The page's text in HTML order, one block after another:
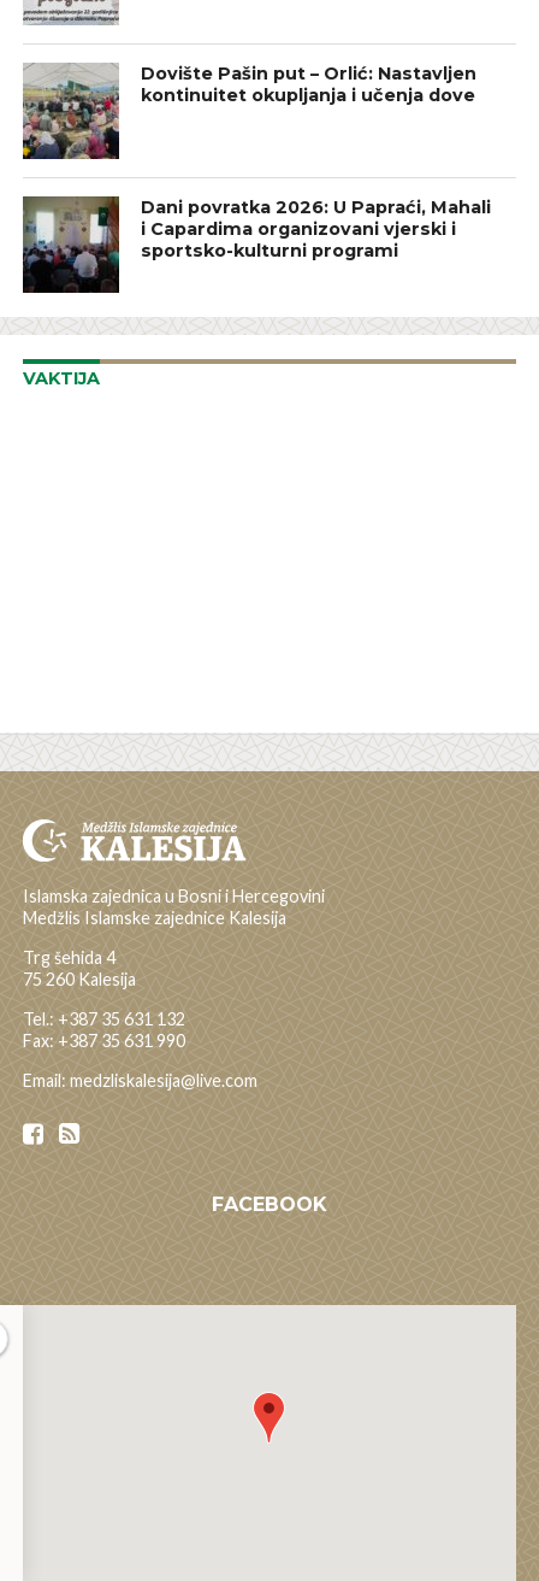
Dovište Pašin put – Orlić: Nastavljen
kontinuitet okupljanja i učenja dove
Dani povratka 2026: U Papraći, Mahali
i Capardima organizovani vjerski i
sportsko-kulturni programi
VAKTIJA
Islamska zajednica u Bosni i Hercegovini
Medžlis Islamske zajednice Kalesija
Trg šehida 4
75 260 Kalesija
Tel.: +387 35 631 132
Fax: +387 35 631 990
Email: medzliskalesija@live.com
FACEBOOK